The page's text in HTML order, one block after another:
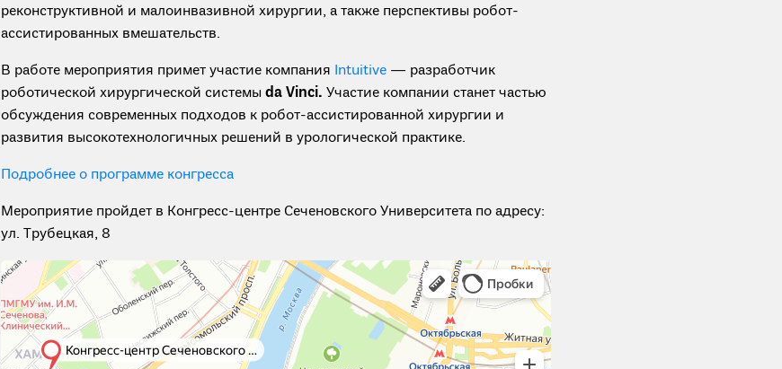
реконструктивной и малоинвазивной хирургии, а также перспективы робот-
ассистированных вмешательств.
В работе мероприятия примет участие компания Intuitive— разработчик
роботической хирургической системы da Vinci. Участие компании станет частью
обсуждения современных подходов к робот-ассистированной хирургии и
развития высокотехнологичных решений в урологической практике.
Подробнее о программе конгресса
Мероприятие пройдет в Конгресс-центре Сеченовского Университета по адресу:
ул. Трубецкая, 8